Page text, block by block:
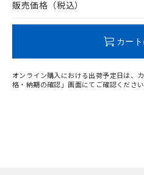
販売価格（税込）
カー
オンライン購入における出荷予定日は、
格・納期の確認」画面にてご確認ください